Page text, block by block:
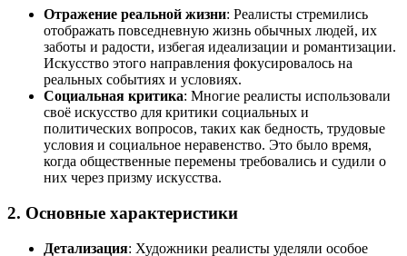
Отражение реальной жизни: Реалисты стремились
отображать повседневную жизнь обычных людей, их
заботы и радости, избегая идеализации и романтизации.
Искусство этого направления фокусировалось на
реальных событиях и условиях.
Социальная критика: Многие реалисты использовали
своё искусство для критики социальных и
политических вопросов, таких как бедность, трудовые
условия и социальное неравенство. Это было время,
когда общественные перемены требовались и судили о
них через призму искусства.
2. Основные характеристики
Детализация: Художники реалисты уделяли особое